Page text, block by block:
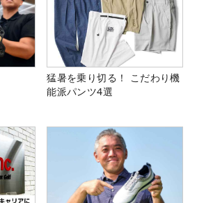
猛暑を乗り切る！ こだわり機
能派パンツ4選